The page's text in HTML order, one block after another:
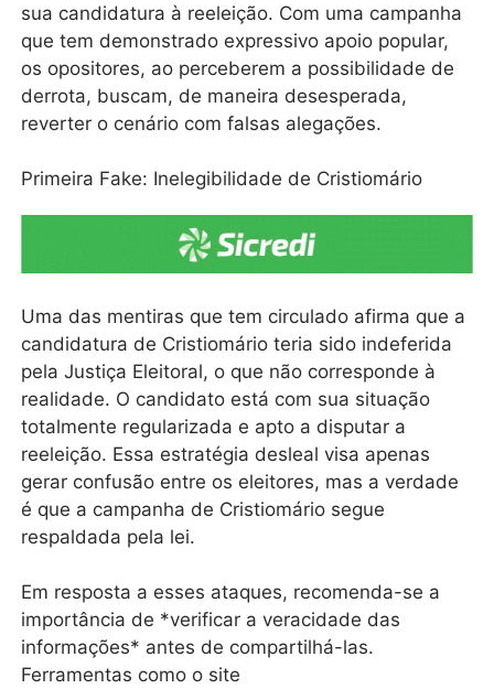
sua candidatura à reeleição. Com uma campanha
que tem demonstrado expressivo apoio popular,
os opositores, ao perceberem a possibilidade de
derrota, buscam, de maneira desesperada,
reverter o cenário com falsas alegações.
Primeira Fake: Inelegibilidade de Cristiomário
Uma das mentiras que tem circulado afirma que a
candidatura de Cristiomário teria sido indeferida
pela Justiça Eleitoral, o que não corresponde à
realidade. O candidato está com sua situação
totalmente regularizada e apto a disputar a
reeleição. Essa estratégia desleal visa apenas
gerar confusão entre os eleitores, mas a verdade
é que a campanha de Cristiomário segue
respaldada pela lei.
Em resposta a esses ataques, recomenda-se a
importância de *verificar a veracidade das
informações* antes de compartilhá-las.
Ferramentas como o site